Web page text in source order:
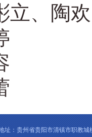
立、陶
址：贵州省贵阳市清镇市职教